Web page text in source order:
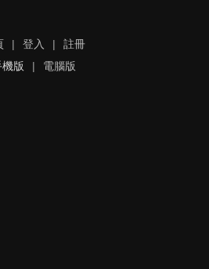
| 登入 |
註冊
機版
| 電腦版